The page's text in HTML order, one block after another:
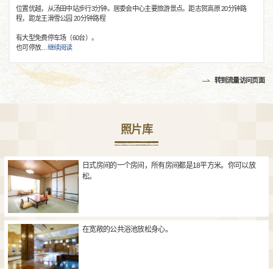
位置优越，从汤田中站步行3分钟。居委会中心主要旅游景点。距志贺高原 20分钟路
程，距龙王滑雪公园 20分钟路程
有大型免费停车场（60台）。
也可停放… 继续阅读
转到流量访问页面
照片库
日式房间的一个房间，所有房间都是18平方米。你可以放
松。
在宽敞的公共浴池放松身心。